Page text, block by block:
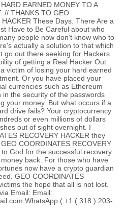
EARNED MONEY TO A
// THANKS TO GEO
These Days. There Are a
Have to Be Careful about who
people now don't know who to
actually a solution to that which
go out there seeking for Hackers
of getting a Real Hacker Out
victim of losing your hard earned
Or you have placed your
currencies such as Ethereum
the security of the passwords
your money. But what occurs if a
drive fails? Your cryptocurrency
or even millions of dollars
out of sight overnight. I
RECOVERY HACKER they
COORDINATES RECOVERY
God for the successful recovery.
back. For those who have
now have a crypto guardian
GEO COORDINATES
the hope that all is not lost.
Email: Email:
WhatsApp ( +1 ( 318 ) 203-